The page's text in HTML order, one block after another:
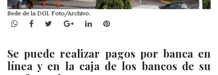
Sede de la DGI. Foto/Archivo.
WhatsApp
Facebook
TwitterGoogle+LinkedInPinterest
Se puede realizar pagos por banca en
línea y en la caja de los bancos de su